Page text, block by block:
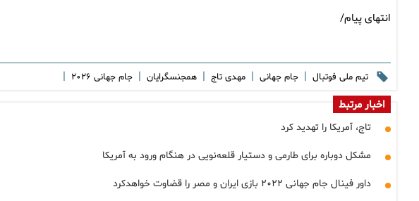
انتهای پیام/
تیم ملی فوتبال | جام جهانی | مهدی تاج | همجنسگرایان | جام جهانی ۲۰۲۶ |
اخبار مرتبط
تاج، آمریکا را تهدید کرد
مشکل دوباره برای طارمی و دستیار قلعه‌نویی در هنگام ورود به آمریکا
داور فینال جام جهانی ۲۰۲۲ بازی ایران و مصر را قضاوت خواهدکرد